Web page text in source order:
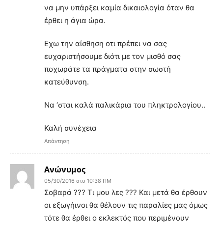
να μην υπάρξει καμία δικαιολογία όταν θα
έρθει η άγια ώρα.
Εχω την αίσθηση οτι πρέπει να σας
ευχαριστήσουμε διότι με τον μισθό σας
ποχωράτε τα πράγματα στην σωστή
κατεύθυνση.
Να ‘σται καλά παλικάρια του πληκτρολογίου..
Καλή συνέχεια
Απάντηση
Ανώνυμος
05/30/2016 στο 10:38 ΠΜ
Σοβαρά ??? Τι μου λες ??? Και μετά θα έρθουν
οι εξωγήινοι θα θέλουν τις παραλίες μας όμως
τότε θα έρθει ο εκλεκτός που περιμένουν